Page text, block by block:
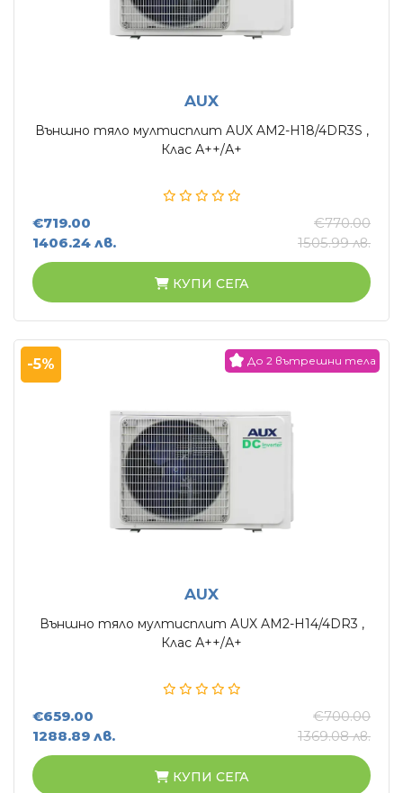
AUX
Външно тяло мултисплит AUX AM2-H18/4DR3S ,
Клас А++/А+
€719.00
1406.24 лв.
€770.00
1505.99 лв.
КУПИ СЕГА
-5% До 2 вътрешни тела
AUX
Външно тяло мултисплит AUX AM2-H14/4DR3 ,
Клас А++/А+
€659.00
1288.89 лв.
€700.00
1369.08 лв.
КУПИ СЕГА